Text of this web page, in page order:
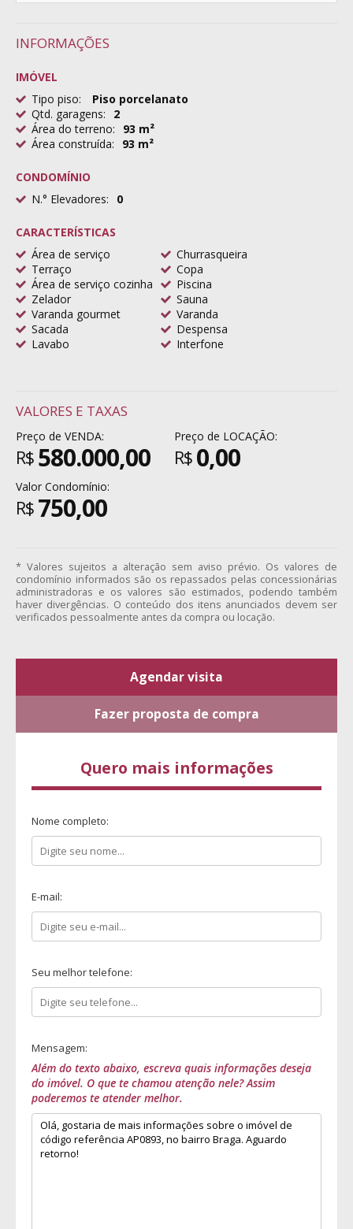
INFORMAÇÕES
IMÓVEL
Tipo piso:
Piso porcelanato
Qtd. garagens:
2
Área do terreno:
93 m²
Área construída:
93 m²
CONDOMÍNIO
N.° Elevadores:
0
CARACTERÍSTICAS
Área de serviço
Terraço
Área de serviço cozinha
Zelador
Varanda gourmet
Sacada
Lavabo
Churrasqueira
Copa
Piscina
Sauna
Varanda
Despensa
Interfone
VALORES E TAXAS
Preço de VENDA:
R$ 580.000,00
Preço de LOCAÇÃO:
R$ 0,00
Valor Condomínio:
R$ 750,00
* Valores sujeitos a alteração sem aviso prévio. Os valores de
condomínio informados são os repassados pelas concessionárias
administradoras e os valores são estimados, podendo também
haver divergências. O conteúdo dos itens anunciados devem ser
verificados pessoalmente antes da compra ou locação.
Agendar visita
Fazer proposta de compra
Quero mais informações
Nome completo:
E-mail:
Seu melhor telefone:
Mensagem:
Além do texto abaixo, escreva quais informações deseja
do imóvel. O que te chamou atenção nele? Assim
poderemos te atender melhor.